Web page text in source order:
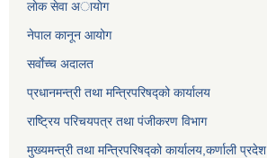
लाेक सेवा अायाेग
नेपाल कानून आयोग
सर्वाेच्च अदालत
प्रधानमन्त्री तथा मन्त्रिपरिषद्को कार्यालय
राष्ट्रिय परिचयपत्र तथा पंजीकरण विभाग
मुख्यमन्त्री तथा मन्त्रिपरिषद्को कार्यालय,कर्णाली प्रदेश